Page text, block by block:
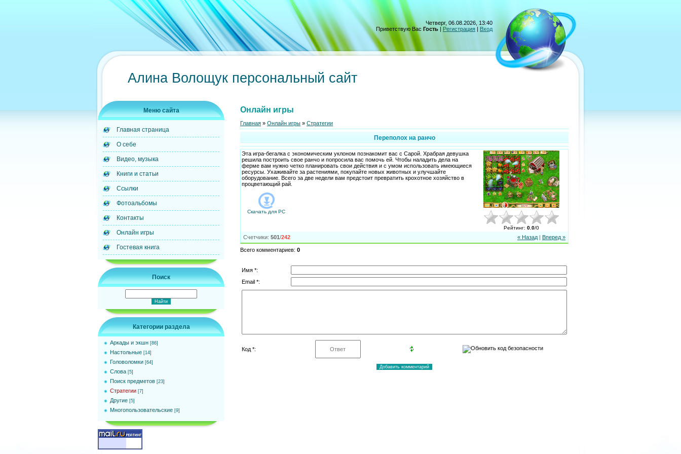
Четверг, 06.08.2026, 13:40
Приветствую Вас Гость | Регистрация | Вход
Алина Волощук персональный сайт
Меню сайта
Главная страница
О себе
Видео, музыка
Книги и статьи
Ссылки
Фотоальбомы
Контакты
Онлайн игры
Гостевая книга
Поиск
Категории раздела
Аркады и экшн [86]
Настольные [14]
Головоломки [64]
Слова [5]
Поиск предметов [23]
Стратегии [7]
Другие [5]
Многопользовательские [9]
Онлайн игры
Главная » Онлайн игры » Стратегии
Переполох на ранчо
Эта игра-бегалка с экономическим уклоном познакомит вас с Сарой. Храбрая девушка
решила построить свое ранчо и попросила вас помочь ей. Чтобы наладить дела на
ферме вам нужно четко планировать свои действия и с умом использовать имеющиеся
ресурсы. Ухаживайте за растениями, покупайте новых животных и улучшайте
оборудование. Всего за две недели вам предстоит превратить крохотное хозяйство в
процветающий рай.
Скачать для PC
Рейтинг: 0.0/0
« Назад | Вперед »
Счетчики: 501/242
Всего комментариев: 0
Имя *:
Email *:
Код *: